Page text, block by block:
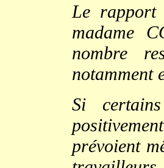
Le rapport
madame
nombre
notamment
Si
prévoient